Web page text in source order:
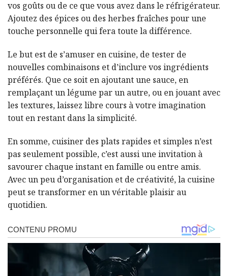
vos goûts ou de ce que vous avez dans le réfrigérateur.
Ajoutez des épices ou des herbes fraîches pour une
touche personnelle qui fera toute la différence.
Le but est de s’amuser en cuisine, de tester de
nouvelles combinaisons et d’inclure vos ingrédients
préférés. Que ce soit en ajoutant une sauce, en
remplaçant un légume par un autre, ou en jouant avec
les textures, laissez libre cours à votre imagination
tout en restant dans la simplicité.
En somme, cuisiner des plats rapides et simples n’est
pas seulement possible, c’est aussi une invitation à
savourer chaque instant en famille ou entre amis.
Avec un peu d’organisation et de créativité, la cuisine
peut se transformer en un véritable plaisir au
quotidien.